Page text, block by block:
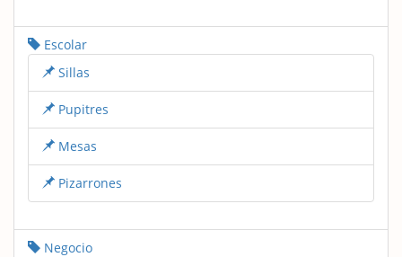
Escolar
Sillas
Pupitres
Mesas
Pizarrones
Negocio